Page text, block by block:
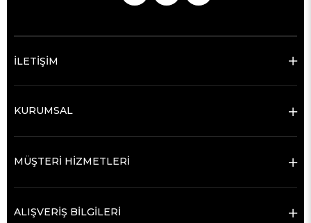
İLETİŞİM
KURUMSAL
MÜŞTERİ HİZMETLERİ
ALIŞVERİŞ BİLGİLERİ